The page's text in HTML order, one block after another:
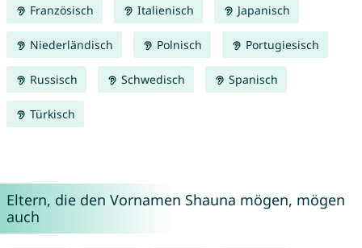
Französisch Italienisch Japanisch
Niederländisch Polnisch Portugiesisch
Russisch Schwedisch Spanisch
Türkisch
Eltern, die den Vornamen Shauna mögen, mögen
auch